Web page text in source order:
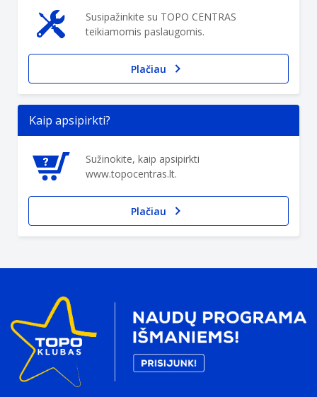
Susipažinkite su TOPO CENTRAS
teikiamomis paslaugomis.
Plačiau
Kaip apsipirkti?
Sužinokite, kaip apsipirkti
www.topocentras.lt.
Plačiau